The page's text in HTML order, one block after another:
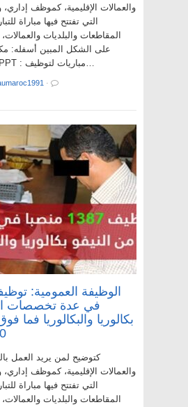
والعمالات الإقليمية، كموظف
التي تفتتح فيها مباراة
المقاطعات والبلديات
على الشكل المبين أسفله:
وإنعاش الشغل OFPPT : مباريات لتوظيف…
·
في عدة تخصصات
بكالوريا والبكالوريا فما
20
كتوضيح لمن يريد العمل
والعمالات الإقليمية، كموظف
التي تفتتح فيها مباراة
المقاطعات والبلديات